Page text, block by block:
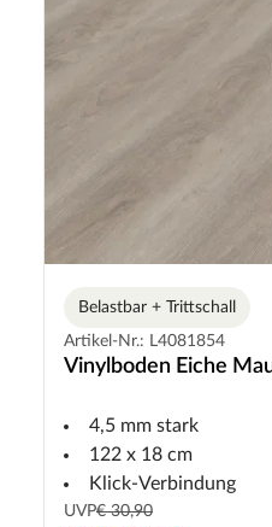
Belastbar + Trittschall
Artikel-Nr.: L4081854
Vinylboden Eiche
4,5 mm stark
122 x 18 cm
Klick-Verbindung
UVP€ 30,90